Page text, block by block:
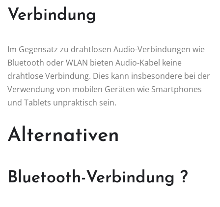
Verbindung
Im Gegensatz zu drahtlosen Audio-Verbindungen wie
Bluetooth oder WLAN bieten Audio-Kabel keine
drahtlose Verbindung. Dies kann insbesondere bei der
Verwendung von mobilen Geräten wie Smartphones
und Tablets unpraktisch sein.
Alternativen
Bluetooth-Verbindung ?